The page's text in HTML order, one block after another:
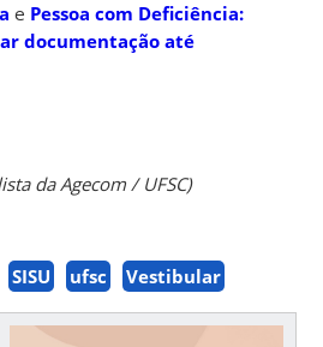
e Pessoa com Deficiência:
documentação até
da Agecom / UFSC)
SISU ufsc Vestibular